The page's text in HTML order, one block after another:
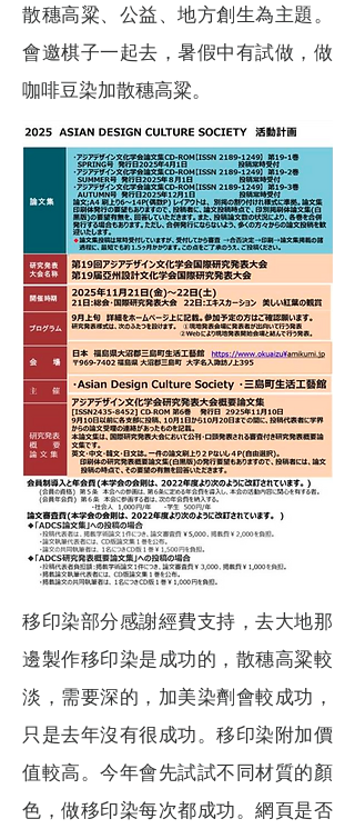
散穗高粱、公益、地方創生為主題。
會邀棋子一起去，暑假中有試做，做
咖啡豆染加散穗高粱。
移印染部分感謝經費支持，去大地那
邊製作移印染是成功的，散穗高粱較
淡，需要深的，加美染劑會較成功，
只是去年沒有很成功。移印染附加價
值較高。今年會先試試不同材質的顏
色，做移印染每次都成功。網頁是否